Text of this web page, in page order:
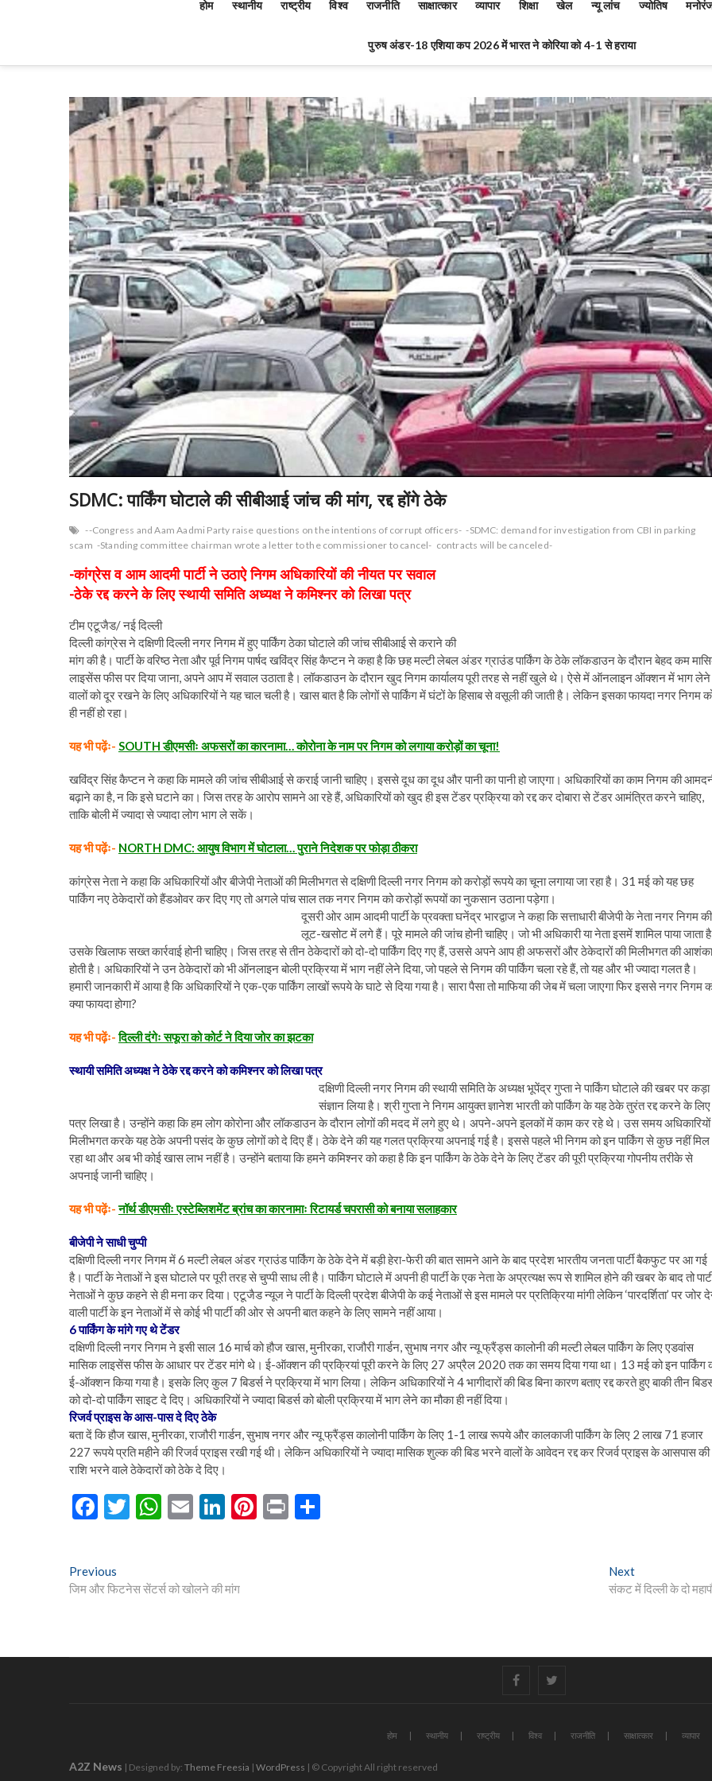
होम स्थानीय राष्ट्रीय विश्व राजनीति साक्षात्कार व्यापार शिक्षा खेल न्यू लांच ज्योतिष
पुरुष अंडर-18 एशिया कप 2026 में भारत ने कोरिया को 4-1 से हराया
SDMC: पार्किंग घोटाले की सीबीआई जांच की मांग, रद्द होंगे ठेके
--Congress and Aam Aadmi Party raise questions on the intentions of corrupt officers- -SDMC: demand for investigation from CBI in parking
scam -Standing committee chairman wrote a letter to the commissioner to cancel- contracts will be canceled-
-कांग्रेस व आम आदमी पार्टी ने उठाऐ निगम अधिकारियों की नीयत पर सवाल
-ठेके रद्द करने के लिए स्थायी समिति अध्यक्ष ने कमिश्नर को लिखा पत्र
टीम एटूजैड/ नई दिल्ली
दिल्ली कांग्रेस ने दक्षिणी दिल्ली नगर निगम में हुए पार्किंग ठेका घोटाले की जांच सीबीआई से कराने की
मांग की है। पार्टी के वरिष्ठ नेता और पूर्व निगम पार्षद खविंद्र सिंह कैप्टन ने कहा है कि छह मल्टी लेबल अंडर ग्राउंड पार्किंग के ठेके लॉकडाउन के दौरान बेहद कम
लाइसेंस फीस पर दिया जाना, अपने आप में सवाल उठाता है। लॉकडाउन के दौरान खुद निगम कार्यालय पूरी तरह से नहीं खुले थे। ऐसे में ऑनलाइन ऑक्शन में भाग लेने
वालों को दूर रखने के लिए अधिकारियों ने यह चाल चली है। खास बात है कि लोगों से पार्किंग में घंटों के हिसाब से वसूली की जाती है। लेकिन इसका फायदा नगर निगम
ही नहीं हो रहा।
यह भी पढ़ेंः- SOUTH डीएमसीः अफसरों का कारनामा… कोरोना के नाम पर निगम को लगाया करोड़ों का चूना!
खविंद्र सिंह कैप्टन ने कहा कि मामले की जांच सीबीआई से कराई जानी चाहिए। इससे दूध का दूध और पानी का पानी हो जाएगा। अधिकारियों का काम निगम की
बढ़ाने का है, न कि इसे घटाने का। जिस तरह के आरोप सामने आ रहे हैं, अधिकारियों को खुद ही इस टेंडर प्रक्रिया को रद्द कर दोबारा से टेंडर आमंत्रित करने चाहिए,
ताकि बोली में ज्यादा से ज्यादा लोग भाग ले सकें।
यह भी पढ़ेंः- NORTH DMC: आयुष विभाग में घोटाला… पुराने निदेशक पर फोड़ा ठीकरा
कांग्रेस नेता ने कहा कि अधिकारियों और बीजेपी नेताओं की मिलीभगत से दक्षिणी दिल्ली नगर निगम को करोड़ों रूपये का चूना लगाया जा रहा है। 31 मई को यह छह
पार्किंग नए ठेकेदारों को हैंडओवर कर दिए गए तो अगले पांच साल तक नगर निगम को करोड़ों रूपयों का नुकसान उठाना पड़ेगा।
दूसरी ओर आम आदमी पार्टी के प्रवक्ता घनेंद्र भारद्वाज ने कहा कि सत्ताधारी बीजेपी के नेता नगर निगम की
लूट-खसोट में लगे हैं। पूरे मामले की जांच होनी चाहिए। जो भी अधिकारी या नेता इसमें शामिल पाया जाता
उसके खिलाफ सख्त कार्रवाई होनी चाहिए। जिस तरह से तीन ठेकेदारों को दो-दो पार्किंग दिए गए हैं, उससे अपने आप ही अफसरों और ठेकेदारों की मिलीभगत की आशंका
होती है। अधिकारियों ने उन ठेकेदारों को भी ऑनलाइन बोली प्रक्रिया में भाग नहीं लेने दिया, जो पहले से निगम की पार्किंग चला रहे हैं, तो यह और भी ज्यादा गलत है।
हमारी जानकारी में आया है कि अधिकारियों ने एक-एक पार्किंग लाखों रूपये के घाटे से दिया गया है। सारा पैसा तो माफिया की जेब में चला जाएगा फिर इससे नगर निगम
क्या फायदा होगा?
यह भी पढ़ेंः-दिल्ली दंगेः सफूरा को कोर्ट ने दिया जोर का झटका
स्थायी समिति अध्यक्ष ने ठेके रद्द करने को कमिश्नर को लिखा पत्र
दक्षिणी दिल्ली नगर निगम की स्थायी समिति के अध्यक्ष भूपेंद्र गुप्ता ने पार्किंग घोटाले की खबर पर कड़ा
संज्ञान लिया है। श्री गुप्ता ने निगम आयुक्त ज्ञानेश भारती को पार्किंग के यह ठेके तुरंत रद्द करने के लिए
पत्र लिखा है। उन्होंने कहा कि हम लोग कोरोना और लॉकडाउन के दौरान लोगों की मदद में लगे हुए थे। अपने-अपने इलकों में काम कर रहे थे। उस समय
मिलीभगत करके यह ठेके अपनी पसंद के कुछ लोगों को दे दिए हैं। ठेके देने की यह गलत प्रक्रिया अपनाई गई है। इससे पहले भी निगम को इन पार्किंग से कुछ नहीं मिल
रहा था और अब भी कोई खास लाभ नहीं है। उन्होंने बताया कि हमने कमिश्नर को कहा है कि इन पार्किंग के ठेके देने के लिए टेंडर की पूरी प्रक्रिया गोपनीय तरीके से
अपनाई जानी चाहिए।
यह भी पढ़ेंः-नॉर्थ डीएमसीः एस्टेब्लिशमेंट ब्रांच का कारनामाः रिटायर्ड चपरासी को बनाया सलाहकार
बीजेपी ने साधी चुप्पी
दक्षिणी दिल्ली नगर निगम में 6 मल्टी लेबल अंडर ग्राउंड पार्किंग के ठेके देने में बड़ी हेरा-फेरी की बात सामने आने के बाद प्रदेश भारतीय जनता पार्टी बैकफुट पर आ गई
है। पार्टी के नेताओं ने इस घोटाले पर पूरी तरह से चुप्पी साध ली है। पार्किंग घोटाले में अपनी ही पार्टी के एक नेता के अप्रत्यक्ष रूप से शामिल होने की खबर के बाद तो
नेताओं ने कुछ कहने से ही मना कर दिया। एटूजैड न्यूज ने पार्टी के दिल्ली प्रदेश बीजेपी के कई नेताओं से इस मामले पर प्रतिक्रिया मांगी लेकिन ‘पारदर्शिता’ पर जोर
वाली पार्टी के इन नेताओं में से कोई भी पार्टी की ओर से अपनी बात कहने के लिए सामने नहीं आया।
6 पार्किंग के मांगे गए थे टेंडर
दक्षिणी दिल्ली नगर निगम ने इसी साल 16 मार्च को हौज खास, मुनीरका, राजौरी गार्डन, सुभाष नगर और न्यू फ्रैंड्स कालोनी की मल्टी लेबल पार्किंग के लिए एडवांस
मासिक लाइसेंस फीस के आधार पर टेंडर मांगे थे। ई-ऑक्शन की प्रक्रियां पूरी करने के लिए 27 अप्रैल 2020 तक का समय दिया गया था। 13 मई को इन पार्किंग
ई-ऑक्शन किया गया है। इसके लिए कुल 7 बिडर्स ने प्रक्रिया में भाग लिया। लेकिन अधिकारियों ने 4 भागीदारों की बिड बिना कारण बताए रद्द करते हुए बाकी तीन
को दो-दो पार्किंग साइट दे दिए। अधिकारियों ने ज्यादा बिडर्स को बोली प्रक्रिया में भाग लेने का मौका ही नहीं दिया।
रिजर्व प्राइस के आस-पास दे दिए ठेके
बता दें कि हौज खास, मुनीरका, राजौरी गार्डन, सुभाष नगर और न्यू फ्रैंड्स कालोनी पार्किंग के लिए 1-1 लाख रूपये और कालकाजी पार्किंग के लिए 2 लाख 71 हजार
227 रूपये प्रति महीने की रिजर्व प्राइस रखी गई थी। लेकिन अधिकारियों ने ज्यादा मासिक शुल्क की बिड भरने वालों के आवेदन रद्द कर रिजर्व प्राइस के आसपास की
राशि भरने वाले ठेकेदारों को ठेके दे दिए।
F
b
k
T
er
W
s
p
E
l
Li
dI
Pi Pr
Post
navigation
Previous
post:
जिम और फिटनेस सेंटर्स को खोलने की मांग
NextNext
post:
संकट में दिल्ली के दो
#
होम स्थानीय राष्ट्रीय विश्व राजनीति साक्षात्कार व्यापार
A2Z News | Designed by: Theme Freesia | WordPress | © Copyright All right reserved